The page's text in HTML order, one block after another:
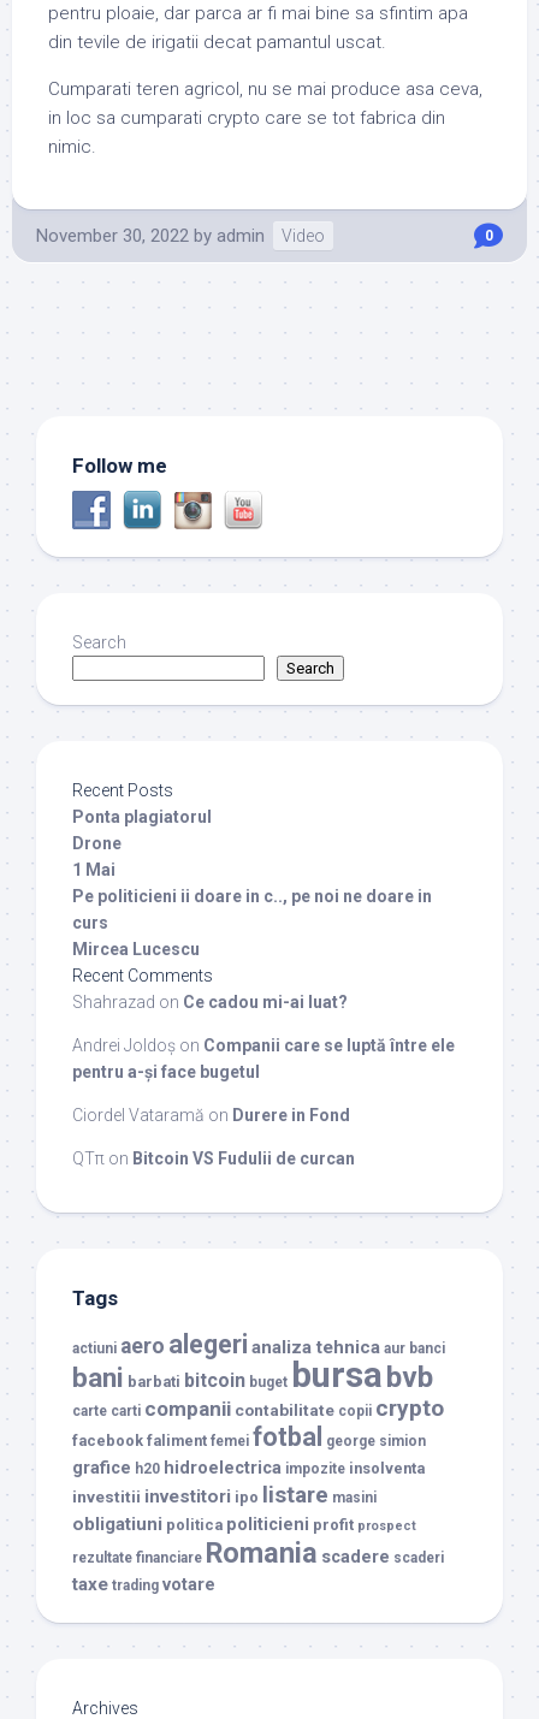
pentru ploaie, dar parca ar fi mai bine sa sfintim apa
din tevile de irigatii decat pamantul uscat.
Cumparati teren agricol, nu se mai produce asa ceva,
in loc sa cumparati crypto care se tot fabrica din
nimic.
November 30, 2022 by admin Video 0
Follow me
Search
Search
Recent Posts
Ponta plagiatorul
Drone
1 Mai
Pe politicieni ii doare in c.., pe noi ne doare in
curs
Mircea Lucescu
Recent Comments
Shahrazad on Ce cadou mi-ai luat?
Andrei Joldoș on Companii care se luptă între ele
pentru a-și face bugetul
Ciordel Vataramă on Durere in Fond
QTπ on Bitcoin VS Fudulii de curcan
Tags
actiuni aero alegeri analiza tehnica aur banci
bani barbati bitcoin buget bursabvb
carte carti companii contabilitate copii crypto
facebook faliment femei fotbal george simion
grafice h20 hidroelectrica impozite insolventa
investitii investitori ipo listare masini
obligatiuni politica politicieni profit prospect
rezultate financiare Romania scadere scaderi
taxe trading votare
Archives